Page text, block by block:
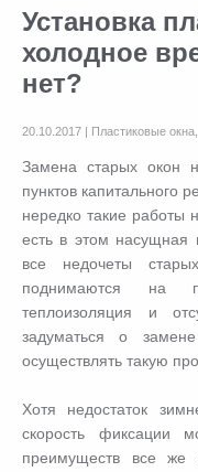
Установка
холодное
нет?
20.10.2017 | Пластиковые
Замена старых окон
пунктов капитального
нередко такие работы
есть в этом насущная
все недочеты
поднимаются на
теплоизоляция и
задуматься о
осуществлять такую
Хотя недостаток
скорость фиксации
преимуществ все же